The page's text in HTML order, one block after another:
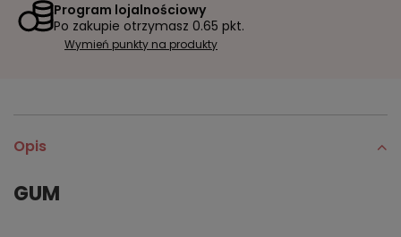
Program lojalnościowy
Po zakupie otrzymasz 0.65 pkt.
Wymień punkty na produkty
Opis
GUM